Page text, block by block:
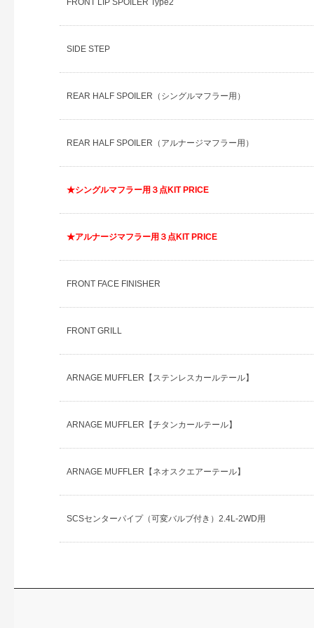
FRONT LIP SPOILER Type2
SIDE STEP
REAR HALF SPOILER（シングルマフラー用）
REAR HALF SPOILER（アルナージマフラー用）
★シングルマフラー用３点KIT PRICE
★アルナージマフラー用３点KIT PRICE
FRONT FACE FINISHER
FRONT GRILL
ARNAGE MUFFLER【ステンレスカールテール】
ARNAGE MUFFLER【チタンカールテール】
ARNAGE MUFFLER【ネオスクエアーテール】
SCSセンターパイプ（可変バルブ付き）2.4L-2WD用